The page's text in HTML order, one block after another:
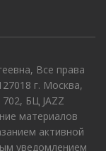
Все права
г. Москва,
БЦ JAZZ
материалов
активной
уведомлением